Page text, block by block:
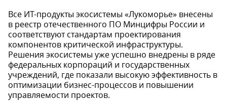
Все ИТ-продукты экосистемы «Лукоморье» внесены
в реестр отечественного ПО Минцифры России и
соответствуют стандартам проектирования
компонентов критической инфраструктуры.
Решения экосистемы уже успешно внедрены в ряде
федеральных корпораций и государственных
учреждений, где показали высокую эффективность в
оптимизации бизнес-процессов и повышении
управляемости проектов.